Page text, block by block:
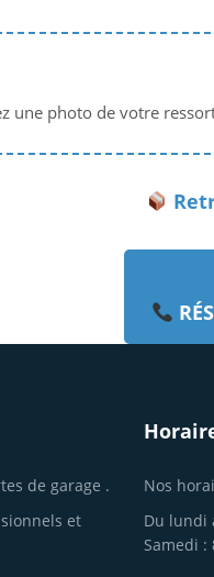
une photo de votre
de garage .
et
Nos
Du lundi
Samedi :